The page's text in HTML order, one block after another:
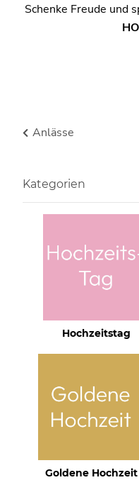
Schenke Freude und
Anlässe
Hochzeitstag
Goldene Hochzeit
Kategorien